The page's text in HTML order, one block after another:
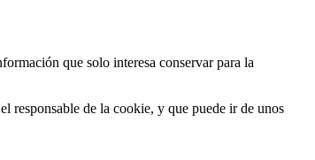
que solo interesa conservar para la
responsable de la cookie, y que puede ir de unos